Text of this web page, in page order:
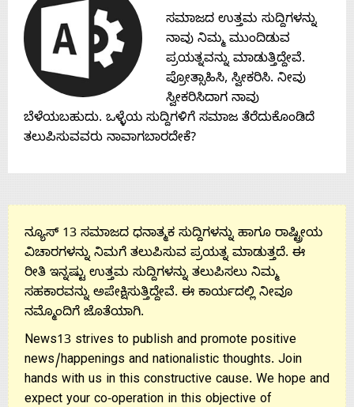
Contact
Us
ಸಮಾಜದ ಉತ್ತಮ ಸುದ್ದಿಗಳನ್ನು
ನಾವು ನಿಮ್ಮ ಮುಂದಿಡುವ
ಪ್ರಯತ್ನವನ್ನು ಮಾಡುತ್ತಿದ್ದೇವೆ.
ಪ್ರೋತ್ಸಾಹಿಸಿ, ಸ್ವೀಕರಿಸಿ. ನೀವು
ಸ್ವೀಕರಿಸಿದಾಗ ನಾವು
ಬೆಳೆಯಬಹುದು. ಒಳ್ಳೆಯ ಸುದ್ದಿಗಳಿಗೆ ಸಮಾಜ ತೆರೆದುಕೊಂಡಿದೆ
ತಲುಪಿಸುವವರು ನಾವಾಗಬಾರದೇಕೆ?
ನ್ಯೂಸ್ 13 ಸಮಾಜದ ಧನಾತ್ಮಕ ಸುದ್ದಿಗಳನ್ನು ಹಾಗೂ ರಾಷ್ಟ್ರೀಯ
ವಿಚಾರಗಳನ್ನು ನಿಮಗೆ ತಲುಪಿಸುವ ಪ್ರಯತ್ನ ಮಾಡುತ್ತದೆ. ಈ
ರೀತಿ ಇನ್ನಷ್ಟು ಉತ್ತಮ ಸುದ್ದಿಗಳನ್ನು ತಲುಪಿಸಲು ನಿಮ್ಮ
ಸಹಕಾರವನ್ನು ಅಪೇಕ್ಷಿಸುತ್ತಿದ್ದೇವೆ. ಈ ಕಾರ್ಯದಲ್ಲಿ ನೀವೂ
ನಮ್ಮೊಂದಿಗೆ ಜೊತೆಯಾಗಿ.
News13 strives to publish and promote positive
news/happenings and nationalistic thoughts. Join
hands with us in this constructive cause. We hope and
expect your co-operation in this objective of